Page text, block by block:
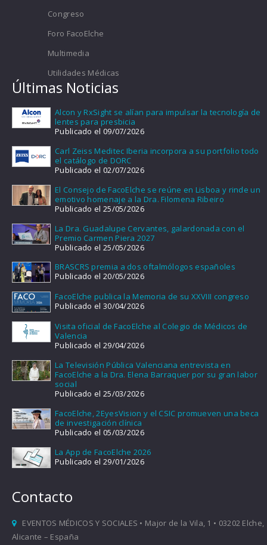
Congreso
Foro FacoElche
Multimedia
Utilidades Médicas
Últimas Noticias
Alcon y RxSight se alían para impulsar la tecnología de
lentes para presbicia
Publicado el 09/07/2026
Carl Zeiss Meditec Iberia incorpora a su portfolio todo
el catálogo de DORC
Publicado el 02/07/2026
El Consejo de FacoElche se reúne en Lisboa y rinde un
emotivo homenaje a la Dra. Filomena Ribeiro
Publicado el 25/05/2026
La Dra. Guadalupe Cervantes, galardonada con el
Premio Carmen Piera 2027
Publicado el 25/05/2026
BRASCRS premia a dos oftalmólogos españoles
Publicado el 20/05/2026
FacoElche publica la Memoria de su XXVIII congreso
Publicado el 30/04/2026
Visita oficial de FacoElche al Colegio de Médicos de
Valencia
Publicado el 29/04/2026
La Televisión Pública Valenciana entrevista en
FacoElche a la Dra. Elena Barraquer por su gran labor
social
Publicado el 25/03/2026
FacoElche, 2EyesVision y el CSIC promueven una beca
de investigación clínica
Publicado el 05/03/2026
La App de FacoElche 2026
Publicado el 29/01/2026
Contacto
EVENTOS MÉDICOS Y SOCIALES • Major de la Vila, 1 • 03202 Elche,
Alicante – España